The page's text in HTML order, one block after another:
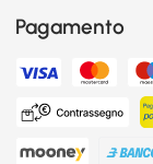
Pagamento